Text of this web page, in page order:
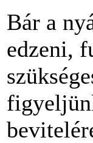
Bár a
edzeni,